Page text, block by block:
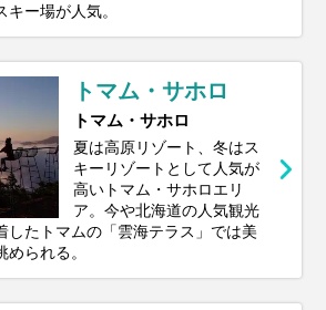
ー場が人気。
トマム・サホロ
トマム・サホロ
夏は高原リゾート、冬はス
キーリゾートとして人気が
高いトマム・サホロエリ
ア。今や北海道の人気観光
したトマムの「雲海テラス」では美
られる。